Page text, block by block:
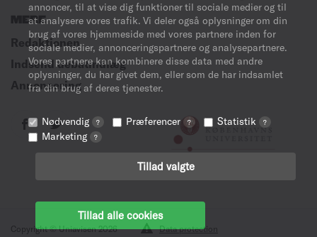
annoncer, til at vise dig funktioner til sociale medier og til
at analysere vores trafik. Vi deler også oplysninger om din
brug af vores hjemmeside med vores partnere inden for
sociale medier, annonceringspartnere og analysepartnere.
Vores partnere kan kombinere disse data med andre
oplysninger, du har givet dem, eller som de har indsamlet
fra din brug af deres tjenester.
Nødvendig ? Præferencer ? Statistik ?
Marketing ?
Tillad valgte
Tillad alle cookies
MERE
Redaktionen
Indsend debatindlæg
Annoncering
Copyright © Uniavisen 2026 Data protection